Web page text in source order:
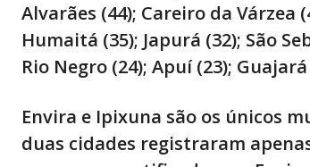
Alvarães (44); Careiro da Várzea
Humaitá (35); Japurá (32); São
Rio Negro (24); Apuí (23);
Envira e Ipixuna são os únicos
duas cidades registraram